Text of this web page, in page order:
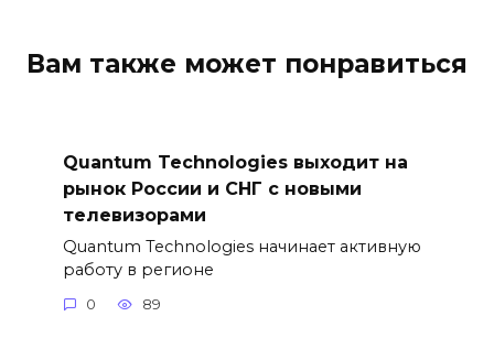
Вам также может понравиться
Quantum Technologies выходит на
рынок России и СНГ с новыми
телевизорами
Quantum Technologies начинает активную
работу в регионе
0 89